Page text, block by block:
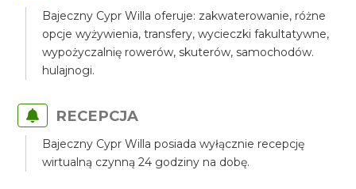
Bajeczny Cypr Willa oferuje: zakwaterowanie, różne
opcje wyżywienia, transfery, wycieczki fakultatywne,
wypożyczalnię rowerów, skuterów, samochodów.
hulajnogi.
RECEPCJA
Bajeczny Cypr Willa posiada wyłącznie recepcję
wirtualną czynną 24 godziny na dobę.